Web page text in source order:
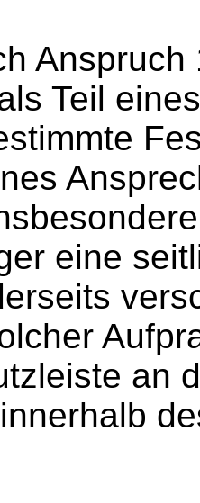
Teil
eine
an